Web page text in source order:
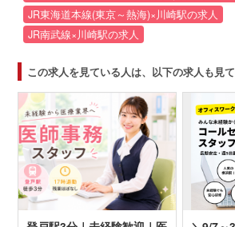
JR東海道本線(東京～熱海)×川崎駅の求人
JR南武線×川崎駅の求人
この求人を見ている人は、以下の求人も見